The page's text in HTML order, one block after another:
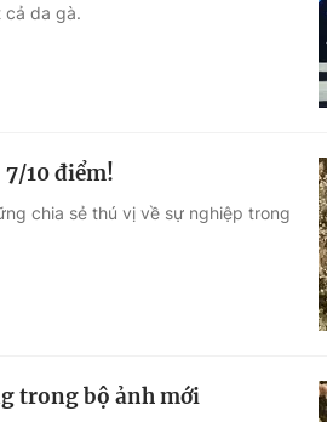
Tuyển sinh
Học trực tuyến
cả da gà.
10 điểm!
chia sẻ thú vị về sự nghiệp trong
trong bộ ảnh mới